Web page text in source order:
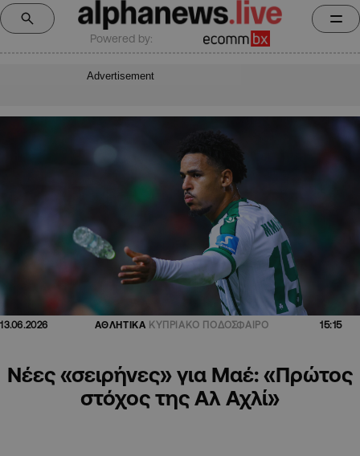
Powered by:
Advertisement
13.06.2026 ΑΘΛΗΤΙΚΑ ΚΥΠΡΙΑΚΟ ΠΟΔΟΣΦΑΙΡΟ 15:15
Νέες «σειρήνες» για Μαέ: «Πρώτος
στόχος της Αλ Αχλί»